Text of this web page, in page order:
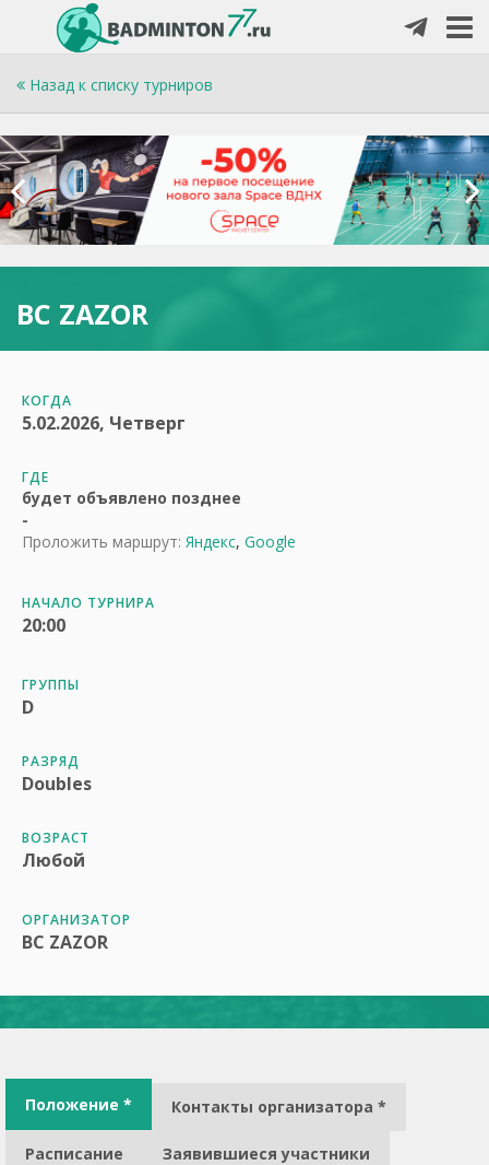
Назад к списку турниров
BC ZAZOR
КОГДА
5.02.2026, Четверг
ГДЕ
будет объявлено позднее
-
Проложить маршрут: Яндекс, Google
НАЧАЛО ТУРНИРА
20:00
ГРУППЫ
D
РАЗРЯД
Doubles
ВОЗРАСТ
Любой
ОРГАНИЗАТОР
BC ZAZOR
Положение * Контакты организатора *
Расписание Заявившиеся участники